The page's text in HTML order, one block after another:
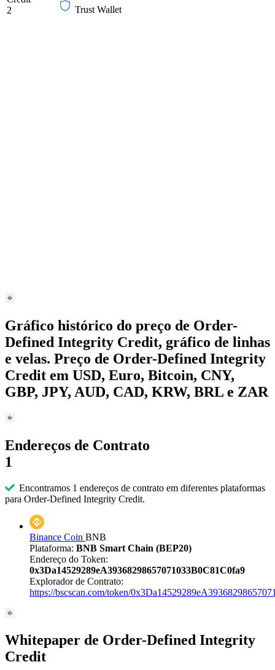
2
Trust Wallet
Gráfico histórico do preço de Order-
Defined Integrity Credit, gráfico de linhas
e velas. Preço de Order-Defined Integrity
Credit em USD, Euro, Bitcoin, CNY,
GBP, JPY, AUD, CAD, KRW, BRL e ZAR
Endereços de Contrato
1
Encontramos 1 endereços de contrato em diferentes plataformas
para Order-Defined Integrity Credit.
Binance Coin BNB
Plataforma: BNB Smart Chain (BEP20)
Endereço do Token:
0x3Da14529289eA39368298657071033B0C81C0fa9
Explorador de Contrato:
https://bscscan.com/token/
Whitepaper de Order-Defined Integrity
Credit